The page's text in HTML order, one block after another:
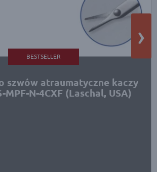
BESTSELLER
szwów atraumatyczne kaczy
MPF-N-4CXF (Laschal, USA)
›